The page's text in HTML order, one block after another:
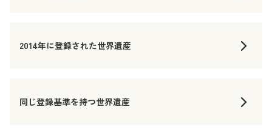
2014年に登録された世界遺産
同じ登録基準を持つ世界遺産